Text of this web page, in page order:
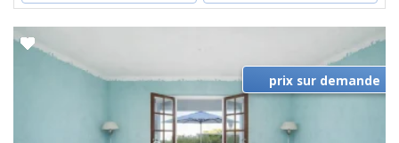
prix sur demande